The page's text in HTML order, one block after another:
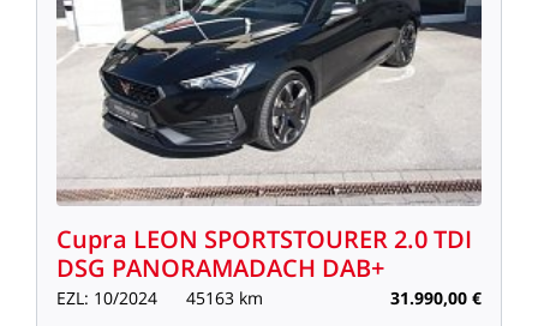
Cupra LEON SPORTSTOURER2.0TDI
DSG PANORAMADACH DAB+
EZL: 10/2024 45163 km 31.990,00 €